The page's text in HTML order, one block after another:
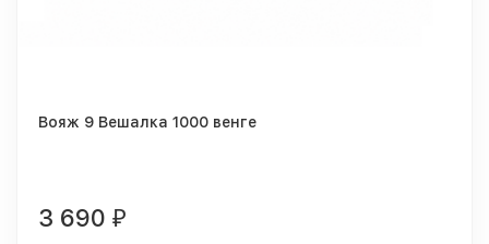
Вояж 9 Вешалка 1000 венге
3 690 ₽